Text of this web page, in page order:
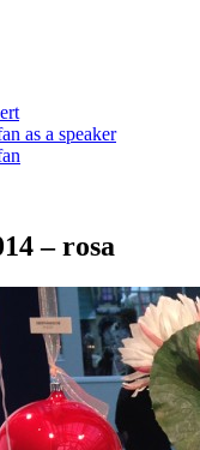
as a speaker
– rosa